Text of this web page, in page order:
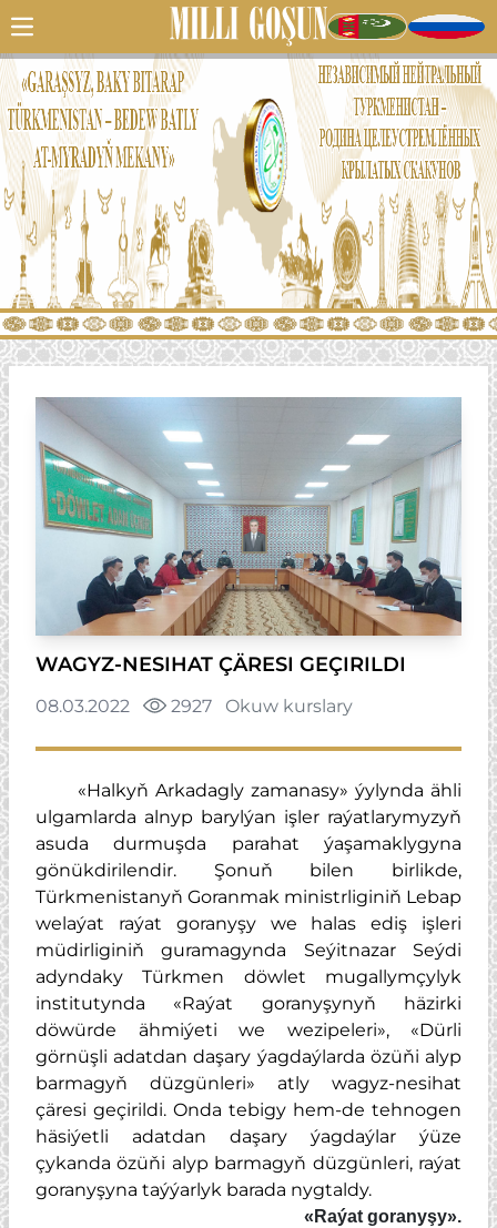
WAGYZ-NESIHAT ÇÄRESI GEÇIRILDI
08.03.2022 2927 Okuw kurslary
«Halkyň Arkadagly zamanasy» ýylynda ähli
ulgamlarda alnyp barylýan işler raýatlarymyzyň
asuda durmuşda parahat ýaşamaklygyna
gönükdirilendir. Şonuň bilen birlikde,
Türkmenistanyň Goranmak ministrliginiň Lebap
welaýat raýat goranyşy we halas ediş işleri
müdirliginiň guramagynda Seýitnazar Seýdi
adyndaky Türkmen döwlet mugallymçylyk
institutynda «Raýat goranyşynyň häzirki
döwürde ähmiýeti we wezipeleri», «Dürli
görnüşli adatdan daşary ýagdaýlarda özüňi alyp
barmagyň düzgünleri» atly wagyz-nesihat
çäresi geçirildi. Onda tebigy hem-de tehnogen
häsiýetli adatdan daşary ýagdaýlar ýüze
çykanda özüňi alyp barmagyň düzgünleri, raýat
goranyşyna taýýarlyk barada nygtaldy.
«Raýat goranyşy».